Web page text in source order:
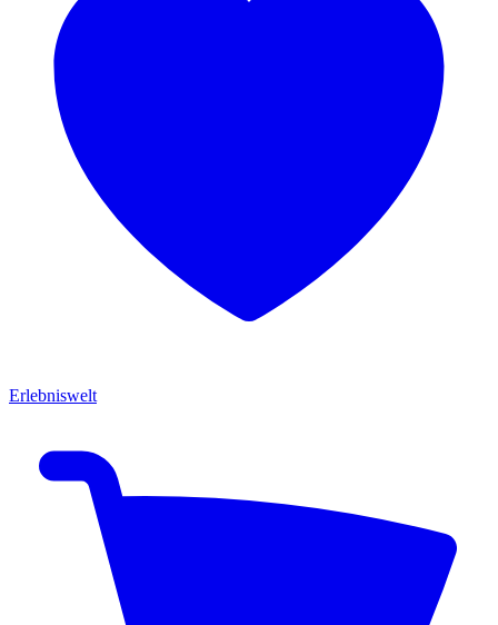
Erlebniswelt